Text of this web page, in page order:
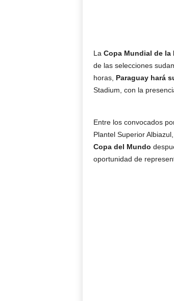
La Copa Mundial de la
de las selecciones
horas, Paraguay hará
Stadium, con la
Entre los convocados
Plantel Superior
Copa del Mundo
oportunidad de